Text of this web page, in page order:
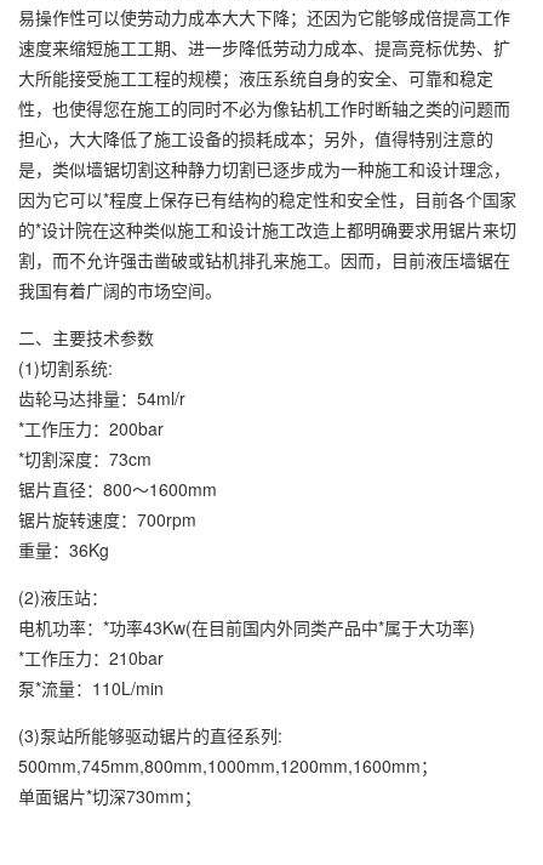
易操作性可以使劳动力成本大大下降；还因为它能够成倍提高工作
速度来缩短施工工期、进一步降低劳动力成本、提高竞标优势、扩
大所能接受施工工程的规模；液压系统自身的安全、可靠和稳定
性，也使得您在施工的同时不必为像钻机工作时断轴之类的问题而
担心，大大降低了施工设备的损耗成本；另外，值得特别注意的
是，类似墙锯切割这种静力切割已逐步成为一种施工和设计理念，
因为它可以*程度上保存已有结构的稳定性和安全性，目前各个国家
的*设计院在这种类似施工和设计施工改造上都明确要求用锯片来切
割，而不允许强击凿破或钻机排孔来施工。因而，目前液压墙锯在
我国有着广阔的市场空间。
二、主要技术参数
(1)切割系统:
齿轮马达排量：54ml/r
*工作压力：200bar
*切割深度：73cm
锯片直径：800～1600mm
锯片旋转速度：700rpm
重量：36Kg
(2)液压站：
电机功率：*功率43Kw(在目前国内外同类产品中*属于大功率)
*工作压力：210bar
泵*流量：110L/min
(3)泵站所能够驱动锯片的直径系列:
500mm,745mm,800mm,1000mm,1200mm,1600mm；
单面锯片*切深730mm；